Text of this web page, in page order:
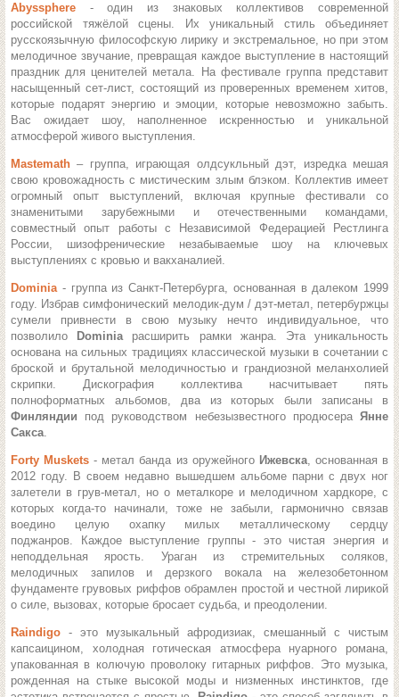
Abyssphere - один из знаковых коллективов современной
российской тяжёлой сцены.
Их уникальный стиль объединяет
русскоязычную философскую лирику и экстремальное, но при этом
мелодичное звучание, превращая каждое выступление в настоящий
праздник для ценителей метала.
На фестивале группа представит
насыщенный сет-лист, состоящий из проверенных временем хитов,
которые подарят энергию и эмоции, которые невозможно забыть.
Вас ожидает шоу, наполненное искренностью и уникальной
атмосферой живого выступления.
Mastemath – группа, играющая олдсукльный дэт, изредка мешая
свою кровожадность с мистическим злым блэком. Коллектив имеет
огромный опыт выступлений, включая крупные фестивали со
знаменитыми зарубежными и отечественными командами,
совместный опыт работы с Независимой Федерацией Рестлинга
России, шизофренические незабываемые шоу на ключевых
выступлениях с кровью и вакханалией.
Dominia - группа из Санкт-Петербурга, основанная в далеком 1999
году. Избрав симфонический мелодик-дум / дэт-метал, петербуржцы
сумели привнести в свою музыку нечто индивидуальное, что
позволило
Dominiaрасширить рамки жанра. Эта уникальность
основана на сильных традициях классической музыки в сочетании с
броской и брутальной мелодичностью и грандиозной меланхолией
скрипки. Дискография коллектива насчитывает пять
полноформатных альбомов, два из которых были записаны в
Финляндии под руководством небезызвестного продюсераЯнне
Сакса.
Forty Muskets - метал банда из оружейного Ижевска, основанная в
2012 году. В своем недавно вышедшем альбоме парни с двух ног
залетели в грув-метал, но о металкоре и мелодичном хардкоре, с
которых когда-то начинали, тоже не забыли, гармонично связав
воедино целую охапку милых металлическому сердцу
поджанров.
Каждое выступление группы - это чистая энергия и
неподдельная ярость. Ураган из стремительных соляков,
мелодичных запилов и дерзкого вокала на железобетонном
фундаменте грувовых риффов обрамлен простой и честной лирикой
о силе, вызовах, которые бросает судьба, и преодолении.
Raindigo - это музыкальный афродизиак, смешанный с чистым
капсаицином, холодная готическая атмосфера нуарного романа,
упакованная в колючую проволоку гитарных риффов. Это музыка,
рожденная на стыке высокой моды и низменных инстинктов, где